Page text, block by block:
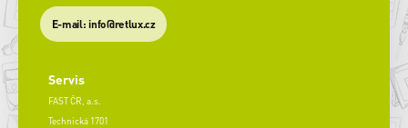
E-mail: info@retlux.cz
Servis
FAST ČR, a.s.
Technická 1701